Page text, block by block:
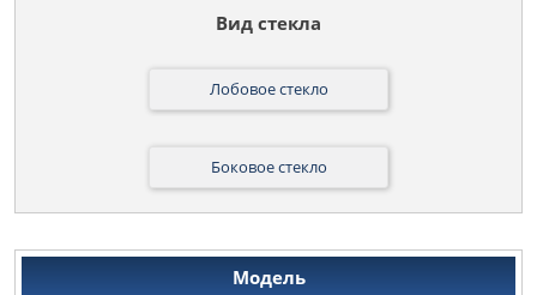
Лобовое стекло
Боковое стекло